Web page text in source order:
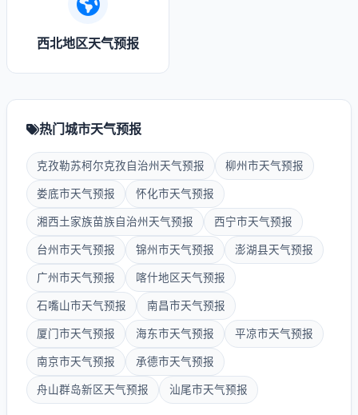
西北地区天气预报
热门城市天气预报
克孜勒苏柯尔克孜自治州天气预报 柳州市天气预报
娄底市天气预报 怀化市天气预报
湘西土家族苗族自治州天气预报 西宁市天气预报
台州市天气预报 锦州市天气预报 澎湖县天气预报
广州市天气预报 喀什地区天气预报
石嘴山市天气预报 南昌市天气预报
厦门市天气预报 海东市天气预报 平凉市天气预报
南京市天气预报 承德市天气预报
舟山群岛新区天气预报 汕尾市天气预报